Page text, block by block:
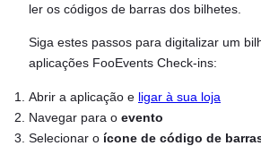
ler os códigos de barras dos bilhetes.
Siga estes passos para digitalizar um
aplicações FooEvents Check-ins:
Abrir a aplicação e ligar à sua loja
Navegar para o evento
Selecionar o ícone de código de